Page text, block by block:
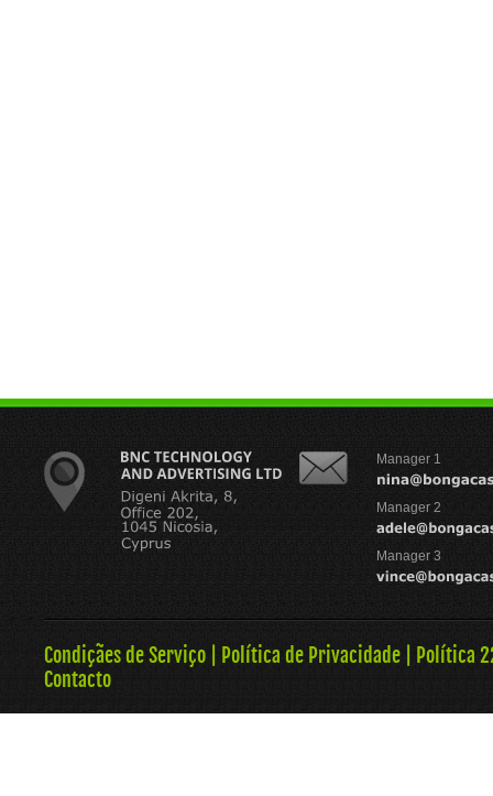
Manager 1
Manager 2
Manager 3
Condiçães de Serviço Política de Privacidade
Política
Contacto